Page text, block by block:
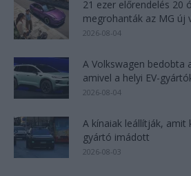
21 ezer előrendelés 20
megrohanták az MG új
2026-08-04
A Volkswagen bedobta
amivel a helyi EV-
2026-08-04
A kínaiak leállítják, amit
gyártó imádott
2026-08-03